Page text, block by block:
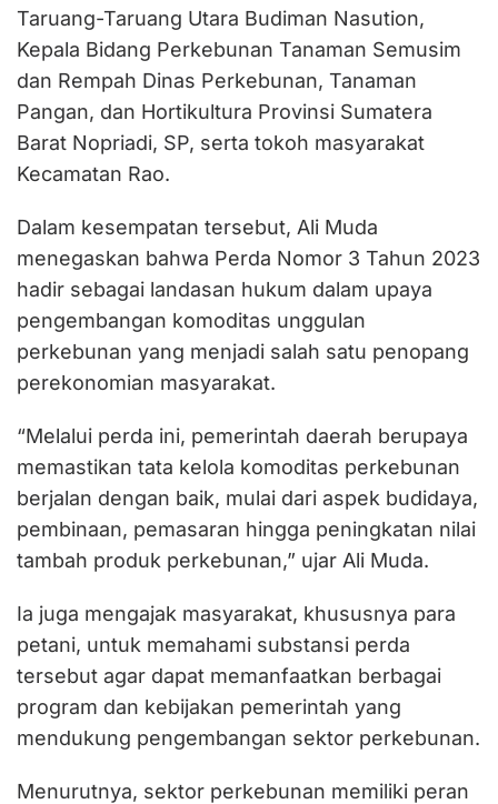
Taruang-Taruang Utara Budiman Nasution,
Kepala Bidang Perkebunan Tanaman Semusim
dan Rempah Dinas Perkebunan, Tanaman
Pangan, dan Hortikultura Provinsi Sumatera
Barat Nopriadi, SP, serta tokoh masyarakat
Kecamatan Rao.
Dalam kesempatan tersebut, Ali Muda
menegaskan bahwa Perda Nomor 3 Tahun 2023
hadir sebagai landasan hukum dalam upaya
pengembangan komoditas unggulan
perkebunan yang menjadi salah satu penopang
perekonomian masyarakat.
“Melalui perda ini, pemerintah daerah berupaya
memastikan tata kelola komoditas perkebunan
berjalan dengan baik, mulai dari aspek budidaya,
pembinaan, pemasaran hingga peningkatan nilai
tambah produk perkebunan,” ujar Ali Muda.
Ia juga mengajak masyarakat, khususnya para
petani, untuk memahami substansi perda
tersebut agar dapat memanfaatkan berbagai
program dan kebijakan pemerintah yang
mendukung pengembangan sektor perkebunan.
Menurutnya, sektor perkebunan memiliki peran